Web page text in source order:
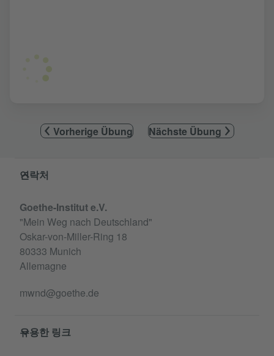
Vorherige Übung Nächste Übung
Service- und Informationsbereich
연락처
Goethe-Institut e.V.
"Mein Weg nach Deutschland"
Oskar-von-Miller-Ring 18
80333 Munich
Allemagne
mwnd@goethe.de
유용한 링크